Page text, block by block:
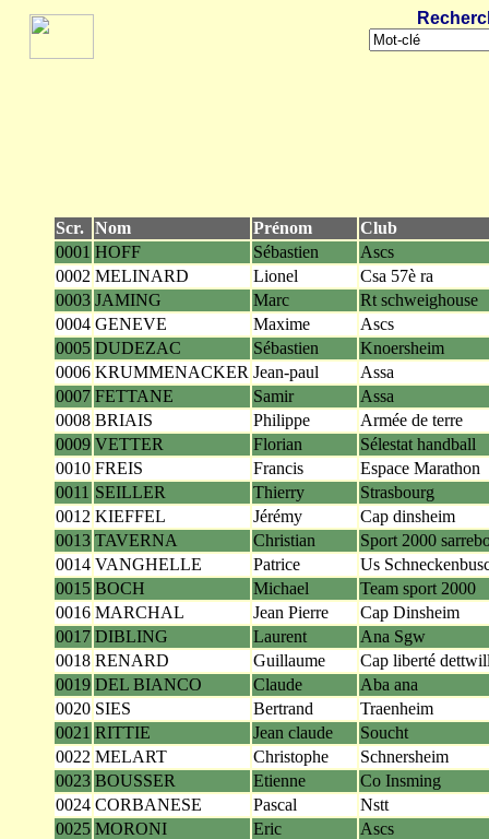
Scr. Nom Prénom
Club
0001 HOFF Sébastien
Ascs
0002 MELINARD Lionel
Csa 57è ra
0003 JAMING Marc
Rt schweighouse
0004 GENEVE Maxime
Ascs
0005 DUDEZAC Sébastien
Knoersheim
0006 KRUMMENACKER Jean-paul
Assa
0007 FETTANE Samir
Assa
0008 BRIAIS Philippe
Armée de terre
0009 VETTER Florian
Sélestat handball
0010 FREIS Francis
Espace Marathon
0011 SEILLER Thierry
Strasbourg
0012 KIEFFEL Jérémy
Cap dinsheim
0013 TAVERNA Christian
Sport 2000
0014 VANGHELLE Patrice
Us
0015 BOCH Michael
Team sport 2000
0016 MARCHAL Jean Pierre
Cap Dinsheim
0017 DIBLING Laurent
Ana Sgw
0018 RENARD Guillaume
Cap liberté
0019 DEL BIANCO Claude
Aba ana
0020 SIES Bertrand
Traenheim
0021 RITTIE Jean claude
Soucht
0022 MELART Christophe
Schnersheim
0023 BOUSSER Etienne
Co Insming
0024 CORBANESE Pascal
Nstt
0025 MORONI Eric
Ascs